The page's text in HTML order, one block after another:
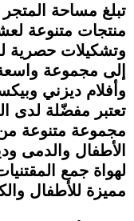
منتجات متنوعة
وتشكيلات حصرية
إلى مجموعة
وأفلام ديزني
تعتبر مفضّلة لدى
مجموعة متنوعة من
الأطفال والدمى
لهواة جمع
مميزة للأطفال